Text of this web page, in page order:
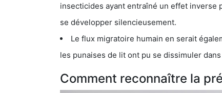
insecticides ayant entraîné un effet inverse permettant donc
se développer silencieusement.
Le flux migratoire humain en serait également la
les punaises de lit ont pu se dissimuler dans les
Comment reconnaître la